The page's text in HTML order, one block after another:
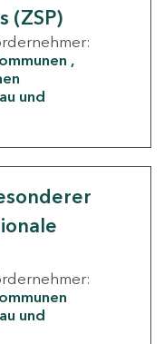
(ZSP)
und
und